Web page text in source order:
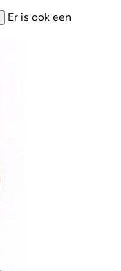
Er is ook een